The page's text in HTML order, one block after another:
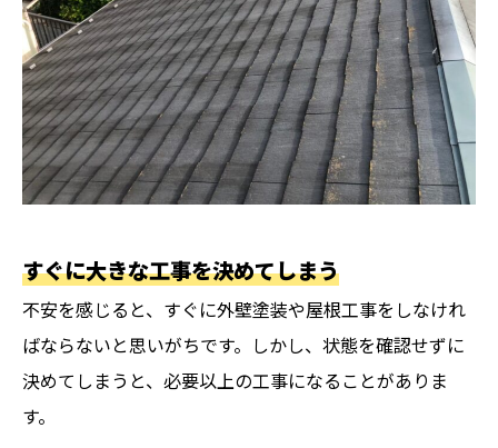
すぐに大きな工事を決めてしまう
不安を感じると、すぐに外壁塗装や屋根工事をしなけれ
ばならないと思いがちです。しかし、状態を確認せずに
決めてしまうと、必要以上の工事になることがありま
す。